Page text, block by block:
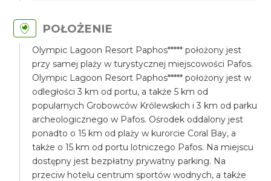
POŁOŻENIE
Olympic Lagoon Resort Paphos***** położony jest
przy samej plaży w turystycznej miejscowości Pafos.
Olympic Lagoon Resort Paphos***** położony jest w
odległości 3 km od portu, a także 5 km od
popularnych Grobowców Królewskich i 3 km od parku
archeologicznego w Pafos. Ośrodek oddalony jest
ponadto o 15 km od plaży w kurorcie Coral Bay, a
także o 15 km od portu lotniczego Pafos. Na miejscu
dostępny jest bezpłatny prywatny parking. Na
przeciw hotelu centrum sportów wodnych, a także